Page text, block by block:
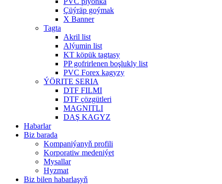
Çüýräp goýmak
X Banner
Tagta
Akril list
Alýumin list
KT köpük tagtasy
PP gofrirlenen boşlukly list
PVC Forex kagyzy
ÝÖRITE SERIA
DTF FILMI
DTF çözgütleri
MAGNITLI
DAŞ KAGYZ
Habarlar
Biz barada
Kompaniýanyň profili
Korporatiw medeniýet
Mysallar
Hyzmat
Biz bilen habarlaşyň